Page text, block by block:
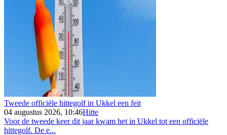
Tweede officiële hittegolf in Ukkel een feit
04 augustus 2026, 10:46Hitte
Voor de tweede keer dit jaar kwam het in Ukkel tot een officiële
hittegolf. De e...